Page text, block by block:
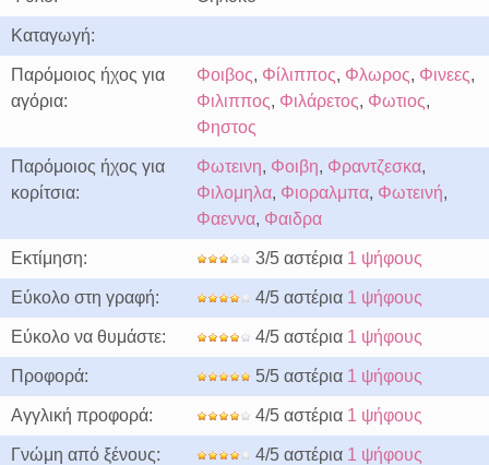
Καταγωγή:
Παρόμοιος ήχος για
αγόρια:
Φοιβος, Φίλιππος, Φλωρος, Φινεες,
Φιλιππος, Φιλάρετος, Φωτιος,
Φηστος
Παρόμοιος ήχος για
κορίτσια:
Φωτεινη, Φοιβη, Φραντζεσκα,
Φιλομηλα, Φιοραλμπα, Φωτεινή,
Φαεννα, Φαιδρα
Εκτίμηση: 3/5 αστέρια 1 ψήφους
Εύκολο στη γραφή: 4/5 αστέρια 1 ψήφους
Εύκολο να θυμάστε: 4/5 αστέρια 1 ψήφους
Προφορά: 5/5 αστέρια 1 ψήφους
Αγγλική προφορά: 4/5 αστέρια 1 ψήφους
Γνώμη από ξένους: 4/5 αστέρια 1 ψήφους